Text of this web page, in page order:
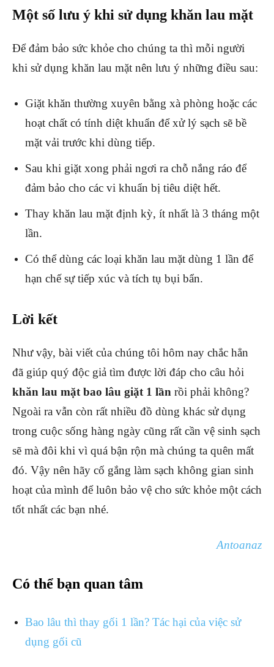
Một số lưu ý khi sử dụng khăn lau mặt
Để đảm bảo sức khỏe cho chúng ta thì mỗi người
khi sử dụng khăn lau mặt nên lưu ý những điều sau:
Giặt khăn thường xuyên bằng xà phòng hoặc các
hoạt chất có tính diệt khuẩn để xử lý sạch sẽ bề
mặt vải trước khi dùng tiếp.
Sau khi giặt xong phải ngơi ra chỗ nắng ráo để
đảm bảo cho các vi khuẩn bị tiêu diệt hết.
Thay khăn lau mặt định kỳ, ít nhất là 3 tháng một
lần.
Có thể dùng các loại khăn lau mặt dùng 1 lần để
hạn chế sự tiếp xúc và tích tụ bụi bẩn.
Lời kết
Như vậy, bài viết của chúng tôi hôm nay chắc hẳn
đã giúp quý độc giả tìm được lời đáp cho câu hỏi
khăn lau mặt bao lâu giặt 1 lần rồi phải không?
Ngoài ra vẫn còn rất nhiều đồ dùng khác sử dụng
trong cuộc sống hàng ngày cũng rất cần vệ sinh sạch
sẽ mà đôi khi vì quá bận rộn mà chúng ta quên mất
đó. Vậy nên hãy cố gắng làm sạch không gian sinh
hoạt của mình để luôn bảo vệ cho sức khỏe một cách
tốt nhất các bạn nhé.
Antoanaz
Có thể bạn quan tâm
Bao lâu thì thay gối 1 lần? Tác hại của việc sử
dụng gối cũ